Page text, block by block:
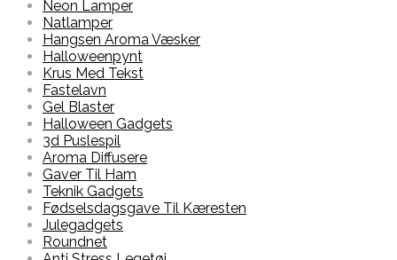
Neon Lamper
Natlamper
Hangsen Aroma Væsker
Halloweenpynt
Krus Med Tekst
Fastelavn
Gel Blaster
Halloween Gadgets
3d Puslespil
Aroma Diffusere
Gaver Til Ham
Teknik Gadgets
Fødselsdagsgave Til Kæresten
Julegadgets
Roundnet